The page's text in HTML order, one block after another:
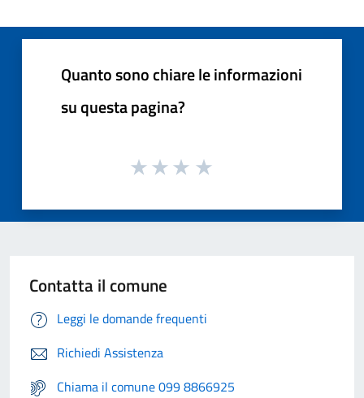
Quanto sono chiare le informazioni
su questa pagina?
Contatta il comune
Leggi le domande frequenti
Richiedi Assistenza
Chiama il comune 099 8866925